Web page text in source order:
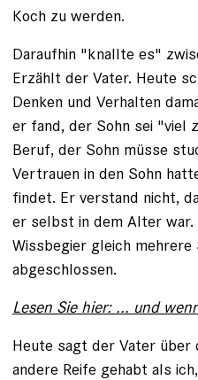
Koch zu werden.
Daraufhin "knallte es"
Erzählt der Vater. Heute
Denken und Verhalten
er fand, der Sohn sei "viel
Beruf, der Sohn müsse
Vertrauen in den Sohn
findet. Er verstand nicht,
er selbst in dem Alter
Wissbegier gleich
abgeschlossen.
Lesen Sie hier: ... und
Heute sagt der Vater über
andere Reife gehabt als